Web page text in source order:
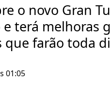
o novo Gran
terá melhoras
que farão toda
01:05